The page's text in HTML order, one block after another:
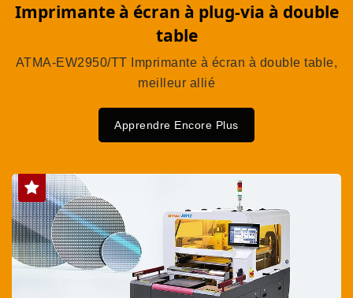
Imprimante à écran à plug-via à double
table
ATMA-EW2950/TT Imprimante à écran à double table,
meilleur allié
Apprendre Encore Plus